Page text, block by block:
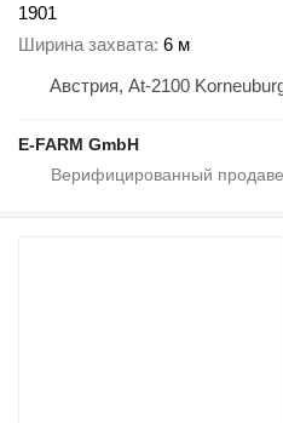
1901
Ширина захвата 6 м
Австрия, At-2100
E-FARM GmbH